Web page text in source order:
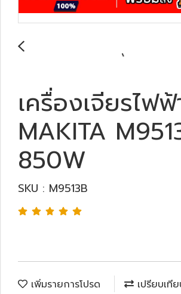
เครื่องเจียรไฟ
MAKITA
850W
SKU : M9513B
เพิ่มรายการโปรด เปรียบเที